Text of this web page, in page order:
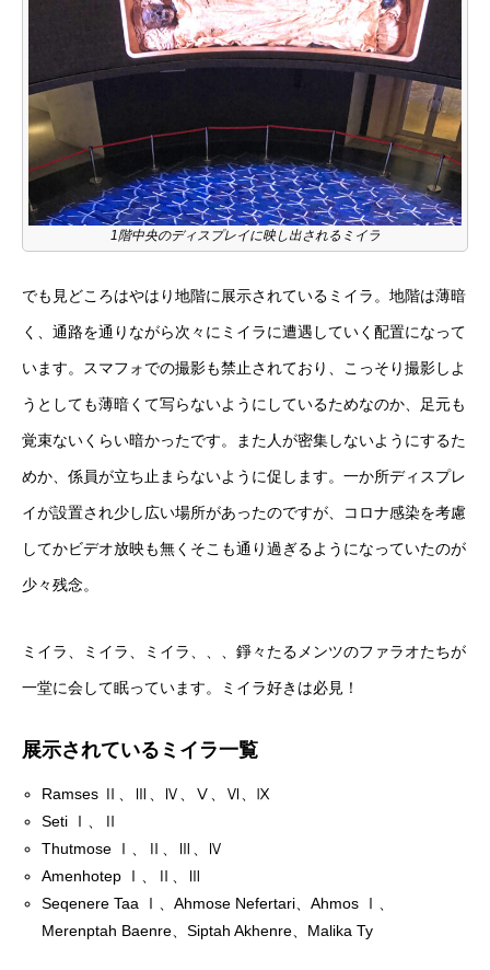
1階中央のディスプレイに映し出されるミイラ
でも見どころはやはり地階に展示されているミイラ。地階は薄暗
く、通路を通りながら次々にミイラに遭遇していく配置になって
います。スマフォでの撮影も禁止されており、こっそり撮影しよ
うとしても薄暗くて写らないようにしているためなのか、足元も
覚束ないくらい暗かったです。また人が密集しないようにするた
めか、係員が立ち止まらないように促します。一か所ディスプレ
イが設置され少し広い場所があったのですが、コロナ感染を考慮
してかビデオ放映も無くそこも通り過ぎるようになっていたのが
少々残念。
ミイラ、ミイラ、ミイラ、、、錚々たるメンツのファラオたちが
一堂に会して眠っています。ミイラ好きは必見！
展示されているミイラ一覧
Ramses Ⅱ、Ⅲ、Ⅳ、Ⅴ、Ⅵ、Ⅸ
Seti Ⅰ、Ⅱ
Thutmose Ⅰ、Ⅱ、Ⅲ、Ⅳ
Amenhotep Ⅰ、Ⅱ、Ⅲ
Seqenere Taa Ⅰ、Ahmose Nefertari、Ahmos Ⅰ、
Merenptah Baenre、Siptah Akhenre、Malika Ty